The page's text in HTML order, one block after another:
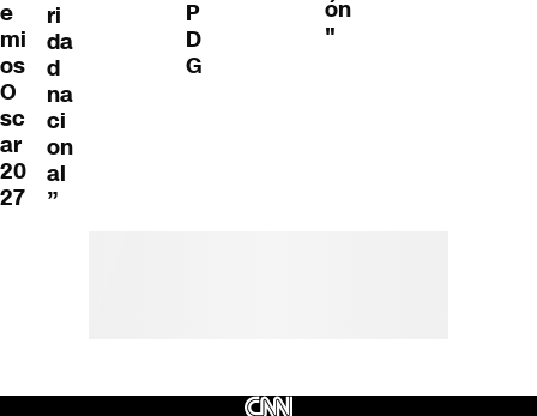
e
mi
os
O
sc
ar
20
27
ri
da
d
na
ci
on
al
”
P
D
G
ón
"